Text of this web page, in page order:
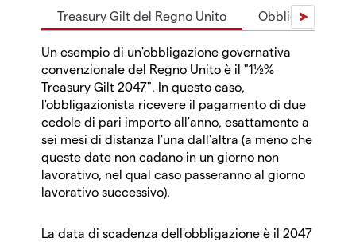
Treasury Gilt del Regno Unito Obbligazione
Un esempio di un'obbligazione governativa
convenzionale del Regno Unito è il "1½%
Treasury Gilt 2047". In questo caso,
l'obbligazionista ricevere il pagamento di due
cedole di pari importo all'anno, esattamente a
sei mesi di distanza l'una dall'altra (a meno che
queste date non cadano in un giorno non
lavorativo, nel qual caso passeranno al giorno
lavorativo successivo).
La data di scadenza dell'obbligazione è il 2047